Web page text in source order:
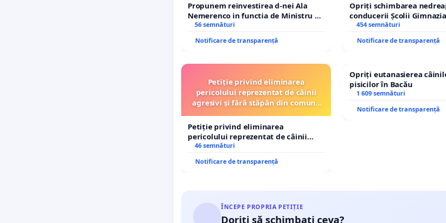
Propunem reinvestirea d-nei Ala
Nemerenco in functia de Ministru al
Sanatatii
56 semnături
Notificare de transparență
Opriți schimbarea
conducerii Școlii
454 semnături
Notificare de transparență
Petiție privind eliminarea
pericolului reprezentat de câinii
agresivi și fără stăpân din comuna
Petiție privind eliminarea
pericolului reprezentat de câinii
agresivi și fără stăpân din comuna
Tunari
46 semnături
Notificare de transparență
Opriți eutanasierea
pisicilor în Bacău
1 609 semnături
Notificare de transparență
ÎNCEPE PROPRIA PETIȚIE
Doriți să schimbați ceva?